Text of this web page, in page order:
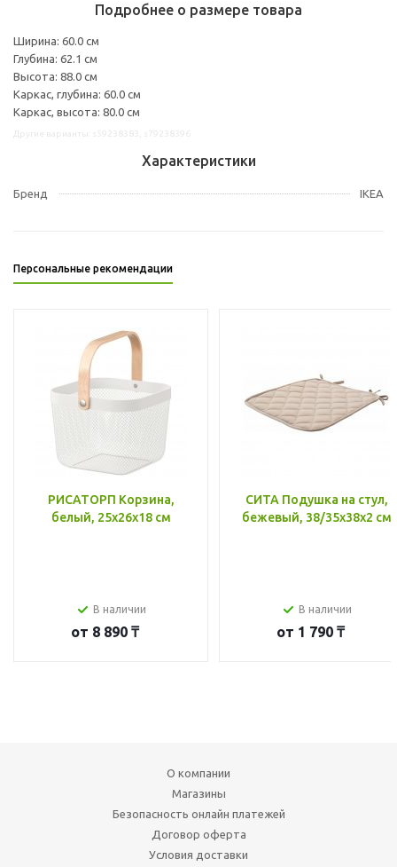
Подробнее о размере товара
Ширина: 60.0 см
Глубина: 62.1 см
Высота: 88.0 см
Каркас, глубина: 60.0 см
Каркас, высота: 80.0 см
Характеристики
Бренд IKEA
Персональные рекомендации
РИСАТОРП Корзина,
белый, 25x26x18 см
В наличии
от 8 890 ₸
СИТА Подушка на стул,
бежевый, 38/35x38x2 см
В наличии
от 1 790 ₸
О компании
Магазины
Безопасность онлайн платежей
Договор оферта
Условия доставки